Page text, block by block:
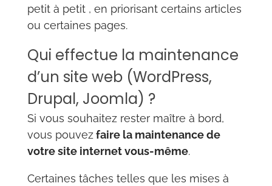
petit à petit , en priorisant certains articles
ou certaines pages.
Qui effectue la maintenance
d’un site web (WordPress,
Drupal, Joomla) ?
Si vous souhaitez rester maître à bord,
vous pouvezfaire la maintenance de
votre site internet vous-même.
Certaines tâches telles que les mises à